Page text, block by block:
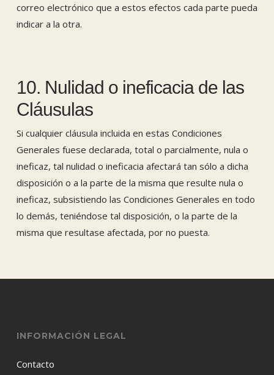
correo electrónico que a estos efectos cada parte pueda
indicar a la otra.
10. Nulidad o ineficacia de las
Cláusulas
Si cualquier cláusula incluida en estas Condiciones
Generales fuese declarada, total o parcialmente, nula o
ineficaz, tal nulidad o ineficacia afectará tan sólo a dicha
disposición o a la parte de la misma que resulte nula o
ineficaz, subsistiendo las Condiciones Generales en todo
lo demás, teniéndose tal disposición, o la parte de la
misma que resultase afectada, por no puesta.
INFORMACIÓN LEGAL
Contacto